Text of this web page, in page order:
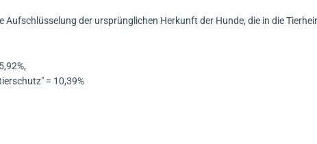
Aufschlüsselung der ursprünglichen Herkunft der Hunde, die in die
= 10,39%